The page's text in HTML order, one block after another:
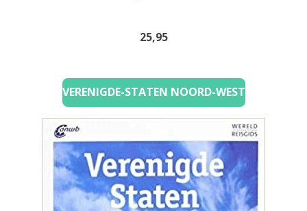
25,95
VERENIGDE-STATEN NOORD-WEST